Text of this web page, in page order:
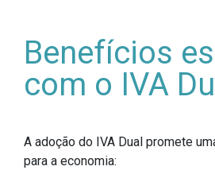
Benefícios
com o IVA
A adoção do IVA Dual promete
para a economia: